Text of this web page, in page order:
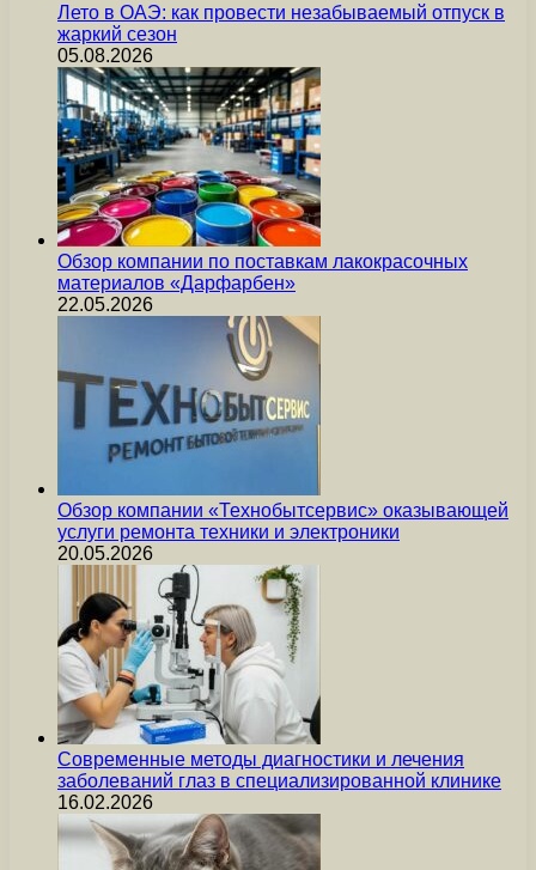
Лето в ОАЭ: как провести незабываемый отпуск в
жаркий сезон
05.08.2026
Обзор компании по поставкам лакокрасочных
материалов «Дарфарбен»
22.05.2026
Обзор компании «Технобытсервис» оказывающей
услуги ремонта техники и электроники
20.05.2026
Современные методы диагностики и лечения
заболеваний глаз в специализированной клинике
16.02.2026